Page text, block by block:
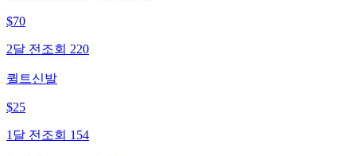
$70
2달 전 조회 220
퀼트신발
$25
1달 전 조회 154